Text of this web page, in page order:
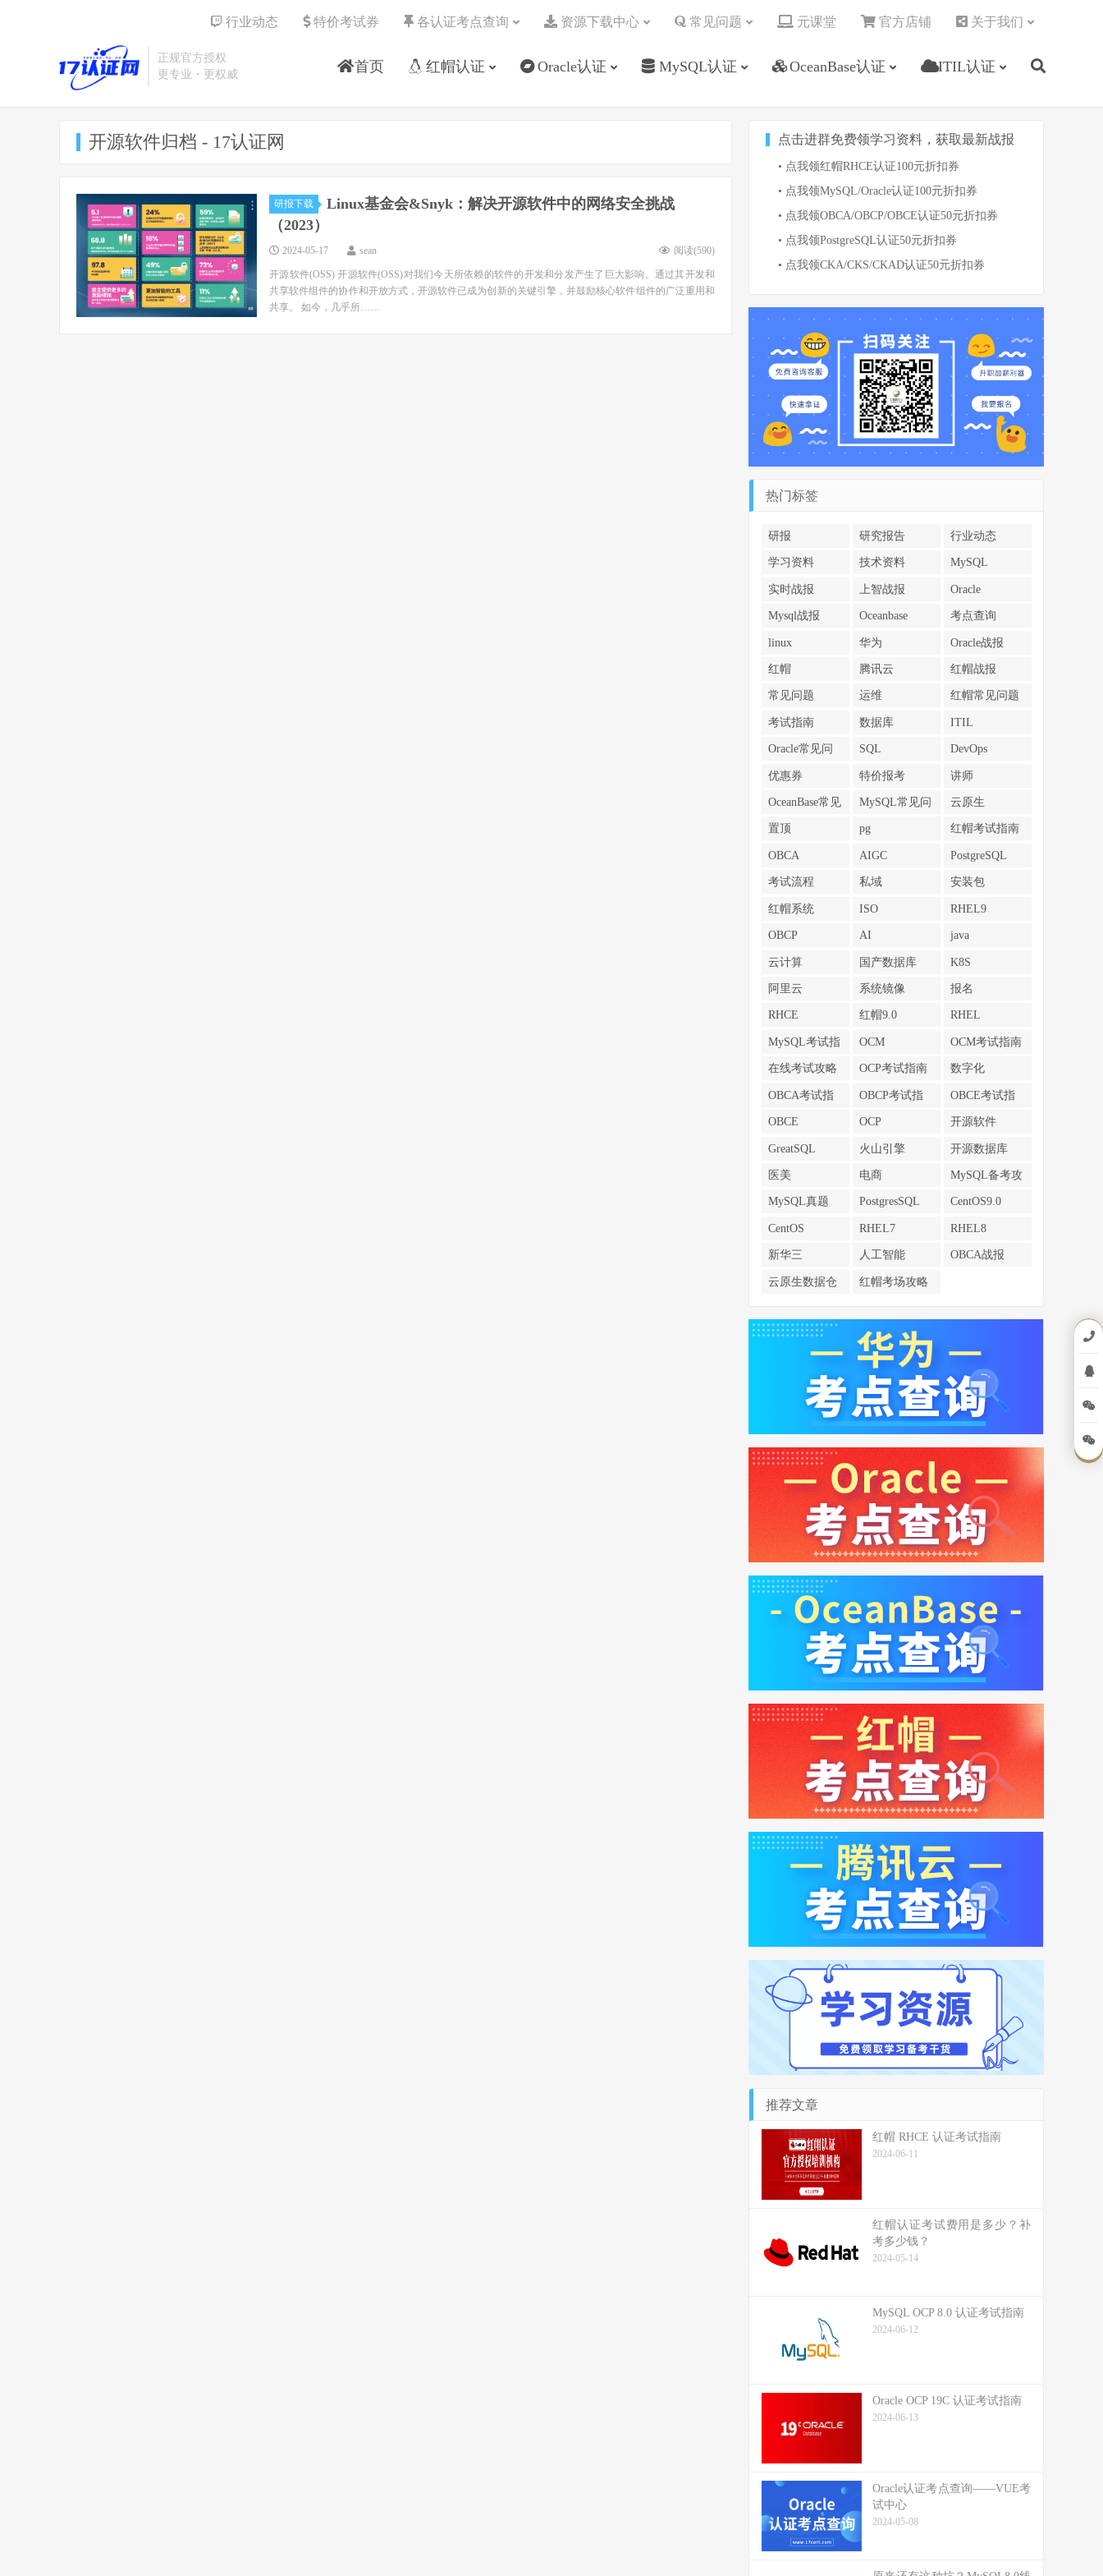
正规官方授权
更专业・更权威
首页 红帽认证 Oracle认证 MySQL认证 OceanBase认证 ITIL认证
行业动态 特价考试券 各认证考点查询 资源下载中心 常见问题 元课堂 官方店铺 关于我们
开源软件归档 - 17认证网
研报下载
Linux基金会&Snyk：解决开源软件中的网络安全挑战
（2023）
2024-05-17 sean 阅读(590)
开源软件(OSS) 开源软件(OSS)对我们今天所依赖的软件的开发和分发产生了巨大影响。通过其开发和
共享软件组件的协作和开放方式，开源软件已成为创新的关键引擎，并鼓励核心软件组件的广泛重用和
共享。 如今，几乎所……
点击进群免费领学习资料，获取最新战报
• 点我领红帽RHCE认证100元折扣券
• 点我领MySQL/Oracle认证100元折扣券
• 点我领OBCA/OBCP/OBCE认证50元折扣券
• 点我领PostgreSQL认证50元折扣券
• 点我领CKA/CKS/CKAD认证50元折扣券
热门标签
研报 研究报告 行业动态
学习资料 技术资料 MySQL
实时战报 上智战报 Oracle
Mysql战报 Oceanbase 考点查询
linux 华为 Oracle战报
红帽 腾讯云 红帽战报
常见问题 运维 红帽常见问题
考试指南 数据库 ITIL
Oracle常见问
题
SQL DevOps
优惠券 特价报考 讲师
OceanBase常见
问题
MySQL常见问
题
云原生
置顶 pg 红帽考试指南
OBCA AIGC PostgreSQL
考试流程 私域 安装包
红帽系统 ISO RHEL9
OBCP AI java
云计算 国产数据库 K8S
阿里云 系统镜像 报名
RHCE 红帽9.0 RHEL
MySQL考试指
南
OCM OCM考试指南
在线考试攻略 OCP考试指南 数字化
OBCA考试指
南
OBCP考试指
南
OBCE考试指
南
OBCE OCP 开源软件
GreatSQL 火山引擎 开源数据库
医美 电商
MySQL备考攻
略
MySQL真题 PostgresSQL CentOS9.0
CentOS RHEL7 RHEL8
新华三 人工智能 OBCA战报
云原生数据仓
红帽考场攻略
推荐文章
红帽 RHCE 认证考试指南
2024-06-11
红帽认证考试费用是多少？补
考多少钱？
2024-05-14
MySQL OCP 8.0 认证考试指南
2024-06-12
Oracle OCP 19C 认证考试指南
2024-06-13
Oracle认证考点查询——VUE考
试中心
2024-05-08